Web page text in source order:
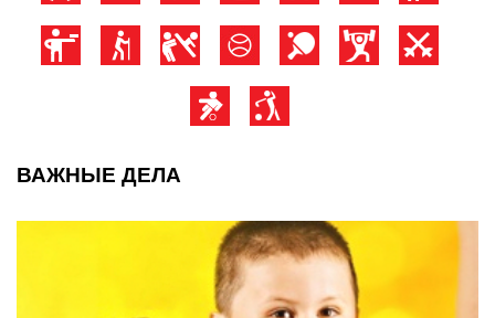
ВАЖНЫЕ ДЕЛА